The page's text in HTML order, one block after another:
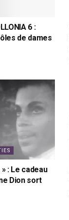
6 :
de dames
: Le cadeau
Dion sort